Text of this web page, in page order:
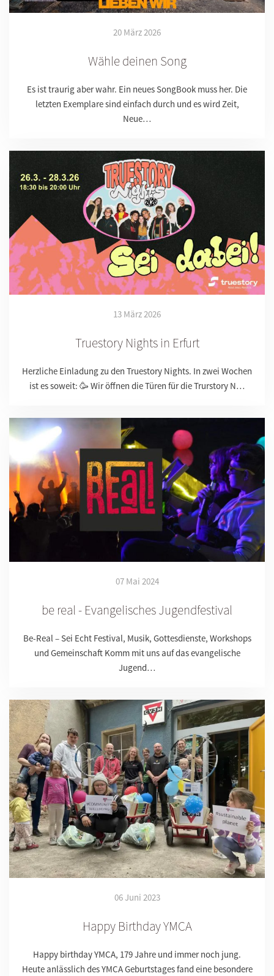
20 März 2026
Wähle deinen Song
Es ist traurig aber wahr. Ein neues SongBook muss her. Die
letzten Exemplare sind einfach durch und es wird Zeit,
Neue…
13 März 2026
Truestory Nights in Erfurt
Herzliche Einladung zu den Truestory Nights. In zwei Wochen
ist es soweit: 🥳 Wir öffnen die Türen für die Trurstory N…
07 Mai 2024
be real - Evangelisches Jugendfestival
Be-Real – Sei Echt Festival, Musik, Gottesdienste, Workshops
und Gemeinschaft Komm mit uns auf das evangelische
Jugend…
06 Juni 2023
Happy Birthday YMCA
Happy birthday YMCA, 179 Jahre und immer noch jung.
Heute anlässlich des YMCA Geburtstages fand eine besondere